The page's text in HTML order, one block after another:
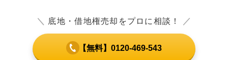
＼ 底地・借地権売却をプロに相談！ ／
【無料】0120-469-543